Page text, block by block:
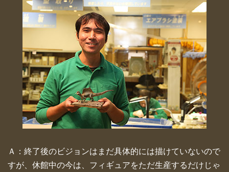
Ａ：終了後のビジョンはまだ具体的には描けていないので
すが、休館中の今は、フィギュアをただ生産するだけじゃ